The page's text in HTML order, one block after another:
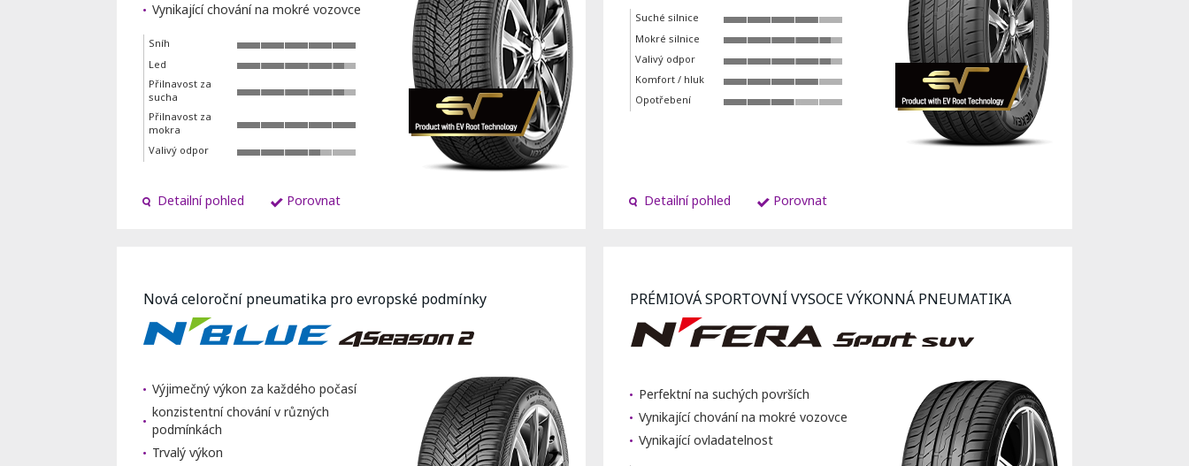
Vynikající chování na mokré vozovce
Sníh
Led
Přilnavost za
sucha
Přilnavost za
mokra
Valivý odpor
Detailní pohled Porovnat
Suché silnice
Mokré silnice
Valivý odpor
Komfort / hluk
Opotřebení
Detailní pohled Porovnat
Nová celoroční pneumatika pro evropské podmínky
Výjimečný výkon za každého počasí
konzistentní chování v různých
podmínkách
Trvalý výkon
PRÉMIOVÁ SPORTOVNÍ VYSOCE VÝKONNÁ PNEUMATIKA
Perfektní na suchých površích
Vynikající chování na mokré vozovce
Vynikající ovladatelnost